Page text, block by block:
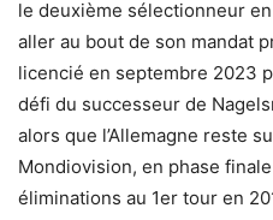
le deuxième sélectionneur
aller au bout de son mandat
licencié en septembre 2023
défi du successeur de
alors que l’Allemagne reste
Mondiovision, en phase
éliminations au 1er tour en